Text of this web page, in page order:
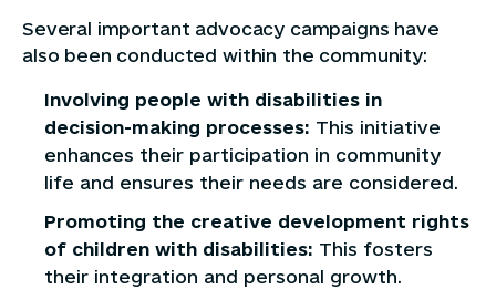
Several important advocacy campaigns have
also been conducted within the community:
Involving people with disabilities in
decision-making processes: This initiative
enhances their participation in community
life and ensures their needs are considered.
Promoting the creative development rights
of children with disabilities: This fosters
their integration and personal growth.